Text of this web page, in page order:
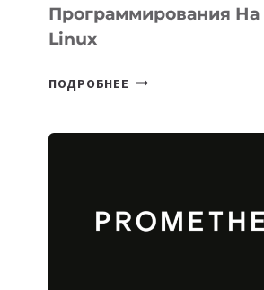
Программирования На
Linux
ПОДРОБНЕЕ META
ДЛЯ